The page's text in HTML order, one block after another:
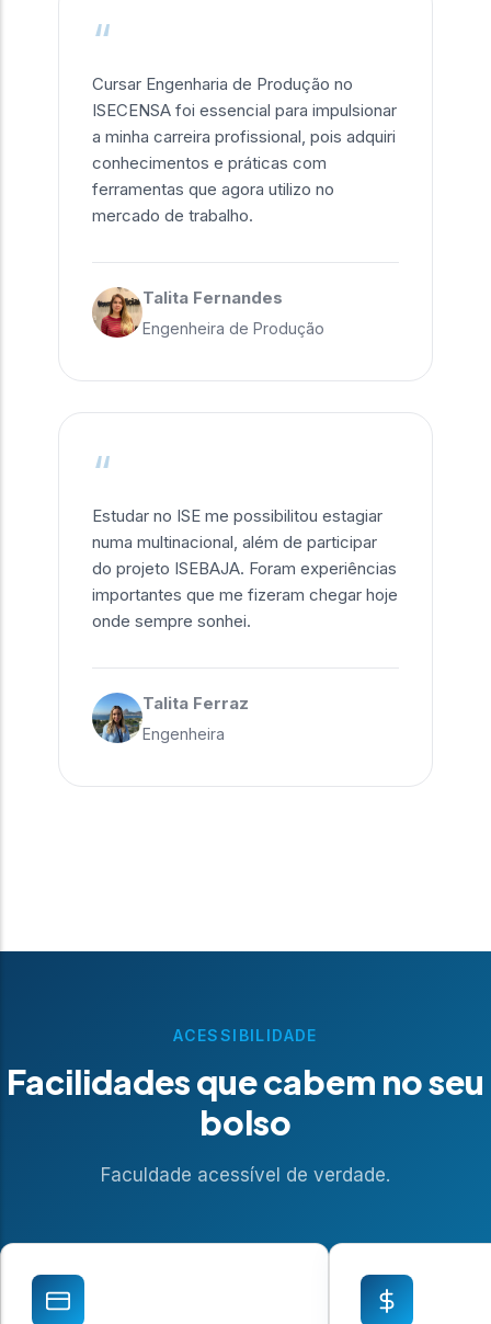
“
Cursar Engenharia de Produção no
ISECENSA foi essencial para impulsionar
a minha carreira profissional, pois adquiri
conhecimentos e práticas com
ferramentas que agora utilizo no
mercado de trabalho.
Talita Fernandes
Engenheira de Produção
“
Estudar no ISE me possibilitou estagiar
numa multinacional, além de participar
do projeto ISEBAJA. Foram experiências
importantes que me fizeram chegar hoje
onde sempre sonhei.
Talita Ferraz
Engenheira
ACESSIBILIDADE
Facilidades que cabem no seu
bolso
Faculdade acessível de verdade.